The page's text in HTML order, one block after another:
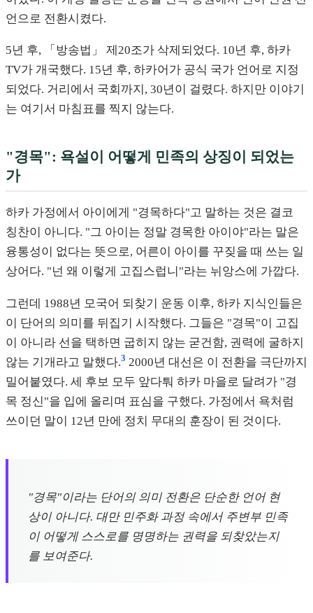
언으로 전환시켰다.
5년 후, 「방송법」 제20조가 삭제되었다. 10년 후, 하카
TV가 개국했다. 15년 후, 하카어가 공식 국가 언어로 지정
되었다. 거리에서 국회까지, 30년이 걸렸다. 하지만 이야기
는 여기서 마침표를 찍지 않는다.
"경목": 욕설이 어떻게 민족의 상징이 되었는
가
하카 가정에서 아이에게 "경목하다"고 말하는 것은 결코
칭찬이 아니다. "그 아이는 정말 경목한 아이야"라는 말은
융통성이 없다는 뜻으로, 어른이 아이를 꾸짖을 때 쓰는 일
상어다. "넌 왜 이렇게 고집스럽니"라는 뉘앙스에 가깝다.
그런데 1988년 모국어 되찾기 운동 이후, 하카 지식인들은
이 단어의 의미를 뒤집기 시작했다. 그들은 "경목"이 고집
이 아니라 선을 택하면 굽히지 않는 굳건함, 권력에 굴하지
않는 기개라고 말했다.3 2000년 대선은 이 전환을 극단까지
밀어붙였다. 세 후보 모두 앞다퉈 하카 마을로 달려가 "경
목 정신"을 입에 올리며 표심을 구했다. 가정에서 욕처럼
쓰이던 말이 12년 만에 정치 무대의 훈장이 된 것이다.
"경목"이라는 단어의 의미 전환은 단순한 언어 현
상이 아니다. 대만 민주화 과정 속에서 주변부 민족
이 어떻게 스스로를 명명하는 권력을 되찾았는지
를 보여준다.